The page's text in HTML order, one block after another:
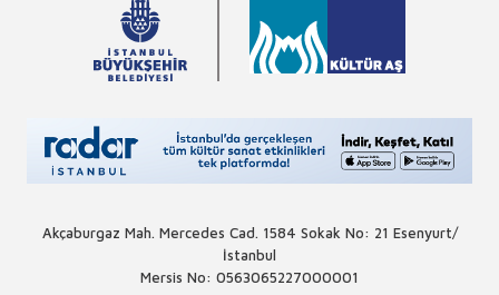
Akçaburgaz Mah. Mercedes Cad. 1584 Sokak No: 21 Esenyurt/
İstanbul
Mersis No: 0563065227000001